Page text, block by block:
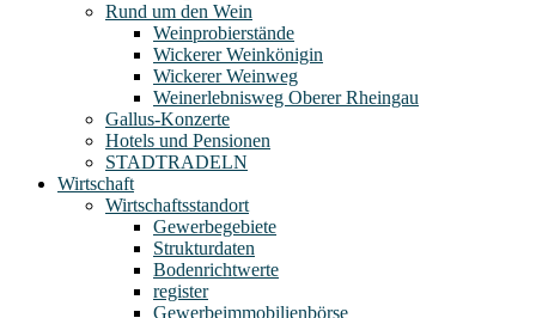
Rund um den Wein
Weinprobierstände
Wickerer Weinkönigin
Wickerer Weinweg
Weinerlebnisweg Oberer Rheingau
Gallus-Konzerte
Hotels und Pensionen
STADTRADELN
Wirtschaft
Wirtschaftsstandort
Gewerbegebiete
Strukturdaten
Bodenrichtwerte
register
Gewerbeimmobilienbörse